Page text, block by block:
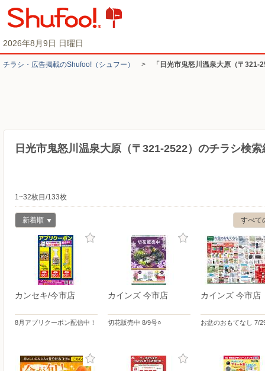
2026年8月9日 日曜日
チラシ・​広告掲載の​Shufoo!​（シュフー） > 「日光市鬼怒川温泉大原（〒321-
日光市鬼怒川温泉大原（〒321-2522）のチラシ検索
1~32枚目/133枚
すべて
新着順
カンセキ/今市店
8月アプリクーポン配信中！
カインズ 今市店
切花販売中 8/9号○
カインズ 今市店
お盆のおもてなし 7/